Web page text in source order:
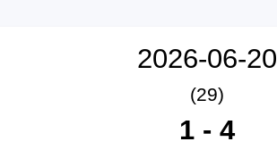
2026-06-20
(29)
1 - 4